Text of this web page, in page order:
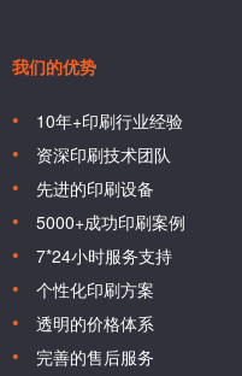
我们的优势
10年+印刷行业经验
资深印刷技术团队
先进的印刷设备
5000+成功印刷案例
7*24小时服务支持
个性化印刷方案
透明的价格体系
完善的售后服务